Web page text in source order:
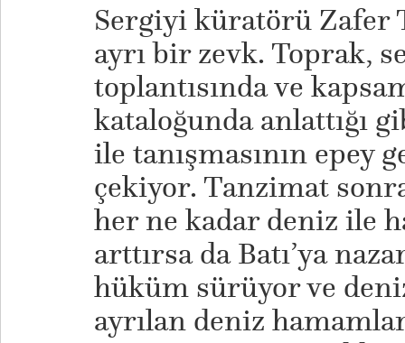
Sergiyi küratörü Zafer
ayrı bir zevk. Toprak,
toplantısında ve
kataloğunda anlattığı
ile tanışmasının epey
çekiyor. Tanzimat
her ne kadar deniz ile
arttırsa da Batı’ya
hüküm sürüyor ve
ayrılan deniz